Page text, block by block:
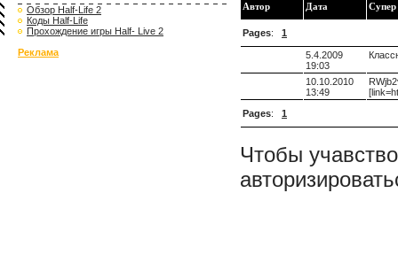
Обзор Half-Life 2
Коды Half-Life
Прохождение игры Half- Live 2
Реклама
Автор Дата
Pages: 1
5.4.2009
19:03
10.10.2010
13:49
Pages: 1
Чтобы